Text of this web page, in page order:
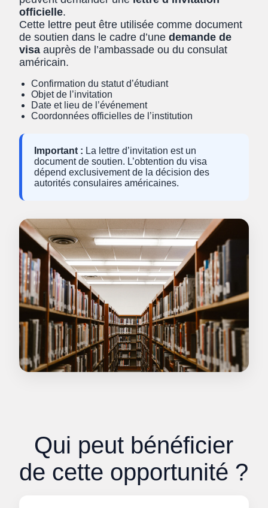
officielle.
Cette lettre peut être utilisée comme document
de soutien dans le cadre d’unedemande de
visa auprès de l’ambassade ou du consulat
américain.
Confirmation du statut d’étudiant
Objet de l’invitation
Date et lieu de l’événement
Coordonnées officielles de l’institution
Important : La lettre d’invitation est un
document de soutien. L’obtention du visa
dépend exclusivement de la décision des
autorités consulaires américaines.
Qui peut bénéficier
de cette opportunité ?